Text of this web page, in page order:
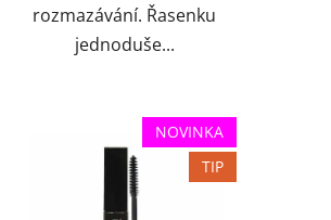
rozmazávání. Řasenku
jednoduše...
NOVINKA
TIP